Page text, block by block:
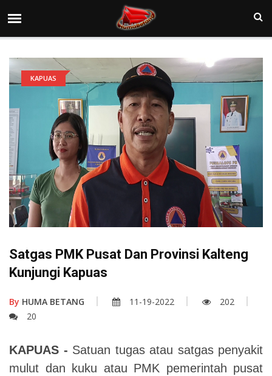
KAPUAS
Satgas PMK Pusat Dan Provinsi Kalteng
Kunjungi Kapuas
By HUMA BETANG 11-19-2022
202
20
KAPUAS - Satuan tugas atau satgas penyakit
mulut dan kuku atau PMK pemerintah pusat